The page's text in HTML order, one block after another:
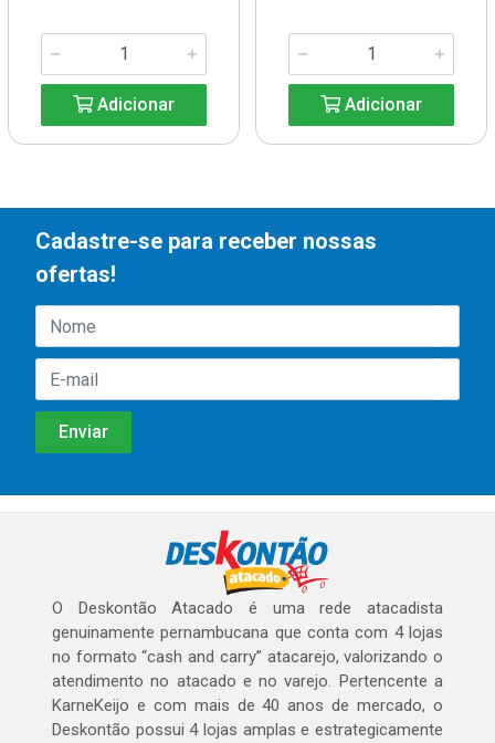
Adicionar Adicionar
Cadastre-se para receber nossas
ofertas!
O Deskontão Atacado é uma rede atacadista
genuinamente pernambucana que conta com 4 lojas
no formato “cash and carry” atacarejo, valorizando o
atendimento no atacado e no varejo. Pertencente a
KarneKeijo e com mais de 40 anos de mercado, o
Deskontão possui 4 lojas amplas e estrategicamente